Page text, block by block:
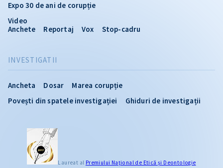
INVESTIGATII
Ancheta Dosar
Marea corupție
Povești din spatele investigației
Ghiduri de investigații
Expo 30 de ani de corupție
Video
Anchete
Reportaj Vox Stop-cadru
Laureat al Premiului Naţional de Etică și Deontologie
CITEȘTE